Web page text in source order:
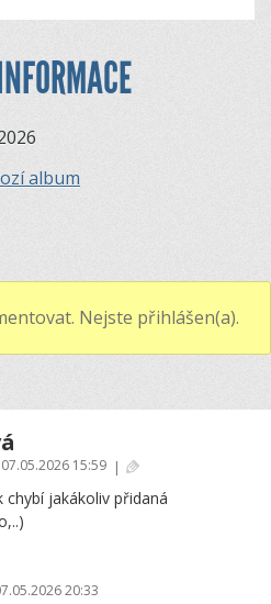
album
Nejste přihlášen(a).
07.05.2026 15:59 |
chybí jakákoliv přidaná
20:33